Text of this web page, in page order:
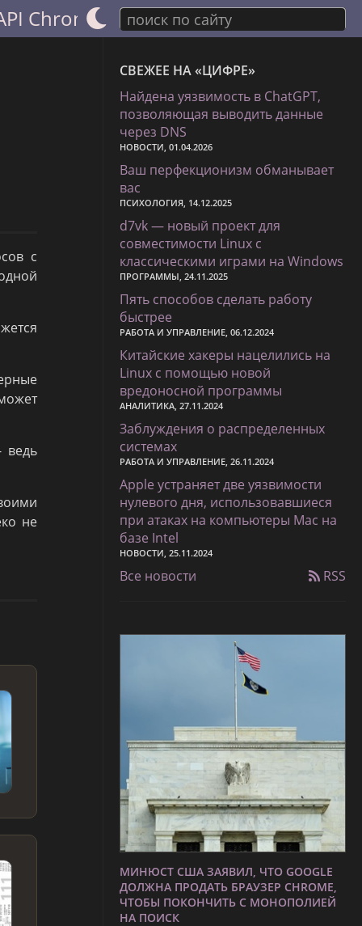
Chrome-likeпоиск по сайту
с
ведь
не
СВЕЖЕЕ НА «ЦИФРЕ»
Найдена уязвимость в ChatGPT,
позволяющая выводить данные
через DNS
НОВОСТИ, 01.04.2026
Ваш перфекционизм обманывает
вас
ПСИХОЛОГИЯ, 14.12.2025
d7vk — новый проект для
совместимости Linux с
классическими играми на Windows
ПРОГРАММЫ, 24.11.2025
Пять способов сделать работу
быстрее
РАБОТА И УПРАВЛЕНИЕ, 06.12.2024
Китайские хакеры нацелились на
Linux с помощью новой
вредоносной программы
АНАЛИТИКА, 27.11.2024
Заблуждения о распределенных
системах
РАБОТА И УПРАВЛЕНИЕ, 26.11.2024
Apple устраняет две уязвимости
нулевого дня, использовавшиеся
при атаках на компьютеры Mac на
базе Intel
НОВОСТИ, 25.11.2024
Все новости RSS
МИНЮСТ США ЗАЯВИЛ, ЧТО GOOGLE
ДОЛЖНА ПРОДАТЬ БРАУЗЕР CHROME,
ЧТОБЫ ПОКОНЧИТЬ С МОНОПОЛИЕЙ
НА ПОИСК